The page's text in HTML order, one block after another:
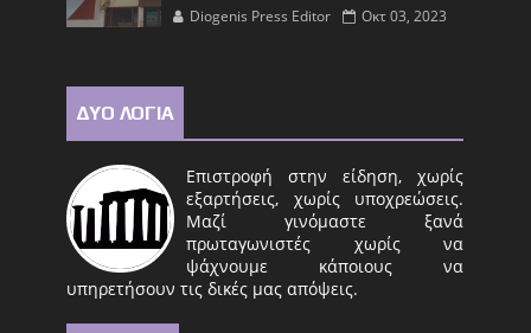
Diogenis Press Editor Οκτ 03, 2023
ΔΥΟ ΛΟΓΙΑ
Επιστροφή στην είδηση, χωρίς
εξαρτήσεις, χωρίς υποχρεώσεις.
Μαζί γινόμαστε ξανά
πρωταγωνιστές χωρίς να
ψάχνουμε κάποιους να
υπηρετήσουν τις δικές μας απόψεις.